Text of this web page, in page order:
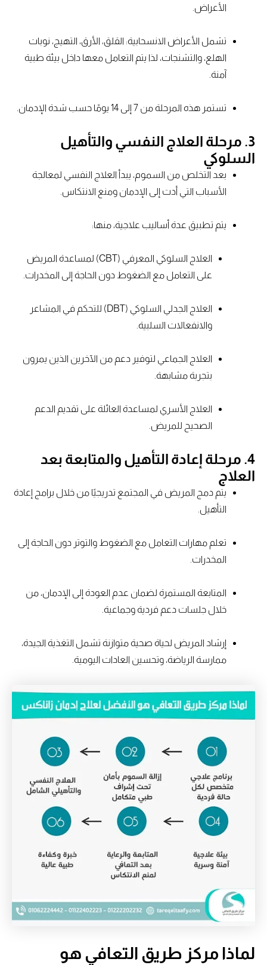
الأعراض.
تشمل الأعراض الانسحابية: القلق، الأرق، التهيج، نوبات
الهلع، والتشنجات، لذا يتم التعامل معها داخل بيئة طبية
آمنة.
تستمر هذه المرحلة من 7 إلى 14 يومًا حسب شدة الإدمان.
3. مرحلة العلاج النفسي والتأهيل
السلوكي
بعد التخلص من السموم، يبدأ العلاج النفسي لمعالجة
الأسباب التي أدت إلى الإدمان ومنع الانتكاس.
يتم تطبيق عدة أساليب علاجية، منها:
العلاج السلوكي المعرفي (CBT) لمساعدة المريض
على التعامل مع الضغوط دون الحاجة إلى المخدرات.
العلاج الجدلي السلوكي (DBT) للتحكم في المشاعر
والانفعالات السلبية.
العلاج الجماعي لتوفير دعم من الآخرين الذين يمرون
بتجربة مشابهة.
العلاج الأسري لمساعدة العائلة على تقديم الدعم
الصحيح للمريض.
4. مرحلة إعادة التأهيل والمتابعة بعد
العلاج
يتم دمج المريض في المجتمع تدريجيًا من خلال برامج إعادة
التأهيل.
تعلم مهارات التعامل مع الضغوط والتوتر دون الحاجة إلى
المخدرات.
المتابعة المستمرة لضمان عدم العودة إلى الإدمان، من
خلال جلسات دعم فردية وجماعية.
إرشاد المريض لحياة صحية متوازنة تشمل التغذية الجيدة،
ممارسة الرياضة، وتحسين العادات اليومية.
لماذا مركز طريق التعافي هو